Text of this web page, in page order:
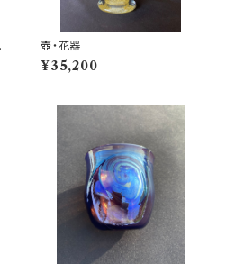
壺・花器
¥35,200